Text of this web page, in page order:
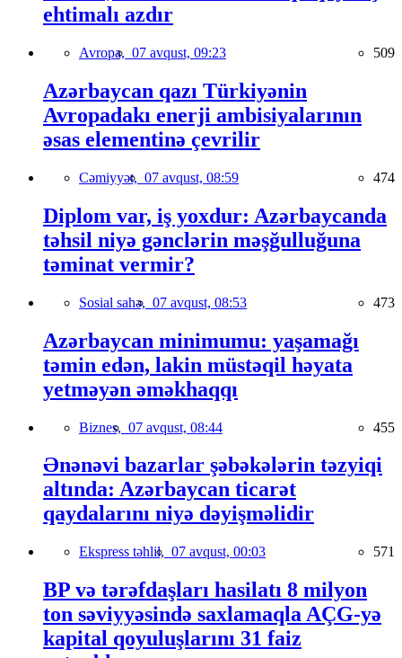
ehtimalı azdır
Avropa, 07 avqust, 09:23 509
Azərbaycan qazı Türkiyənin
Avropadakı enerji ambisiyalarının
əsas elementinə çevrilir
Cəmiyyət, 07 avqust, 08:59 474
Diplom var, iş yoxdur: Azərbaycanda
təhsil niyə gənclərin məşğulluğuna
təminat vermir?
Sosial sahə, 07 avqust, 08:53 473
Azərbaycan minimumu: yaşamağı
təmin edən, lakin müstəqil həyata
yetməyən əməkhaqqı
Biznes, 07 avqust, 08:44 455
Ənənəvi bazarlar şəbəkələrin təzyiqi
altında: Azərbaycan ticarət
qaydalarını niyə dəyişməlidir
Ekspress təhlil, 07 avqust, 00:03 571
BP və tərəfdaşları hasilatı 8 milyon
ton səviyyəsində saxlamaqla AÇG-yə
kapital qoyuluşlarını 31 faiz